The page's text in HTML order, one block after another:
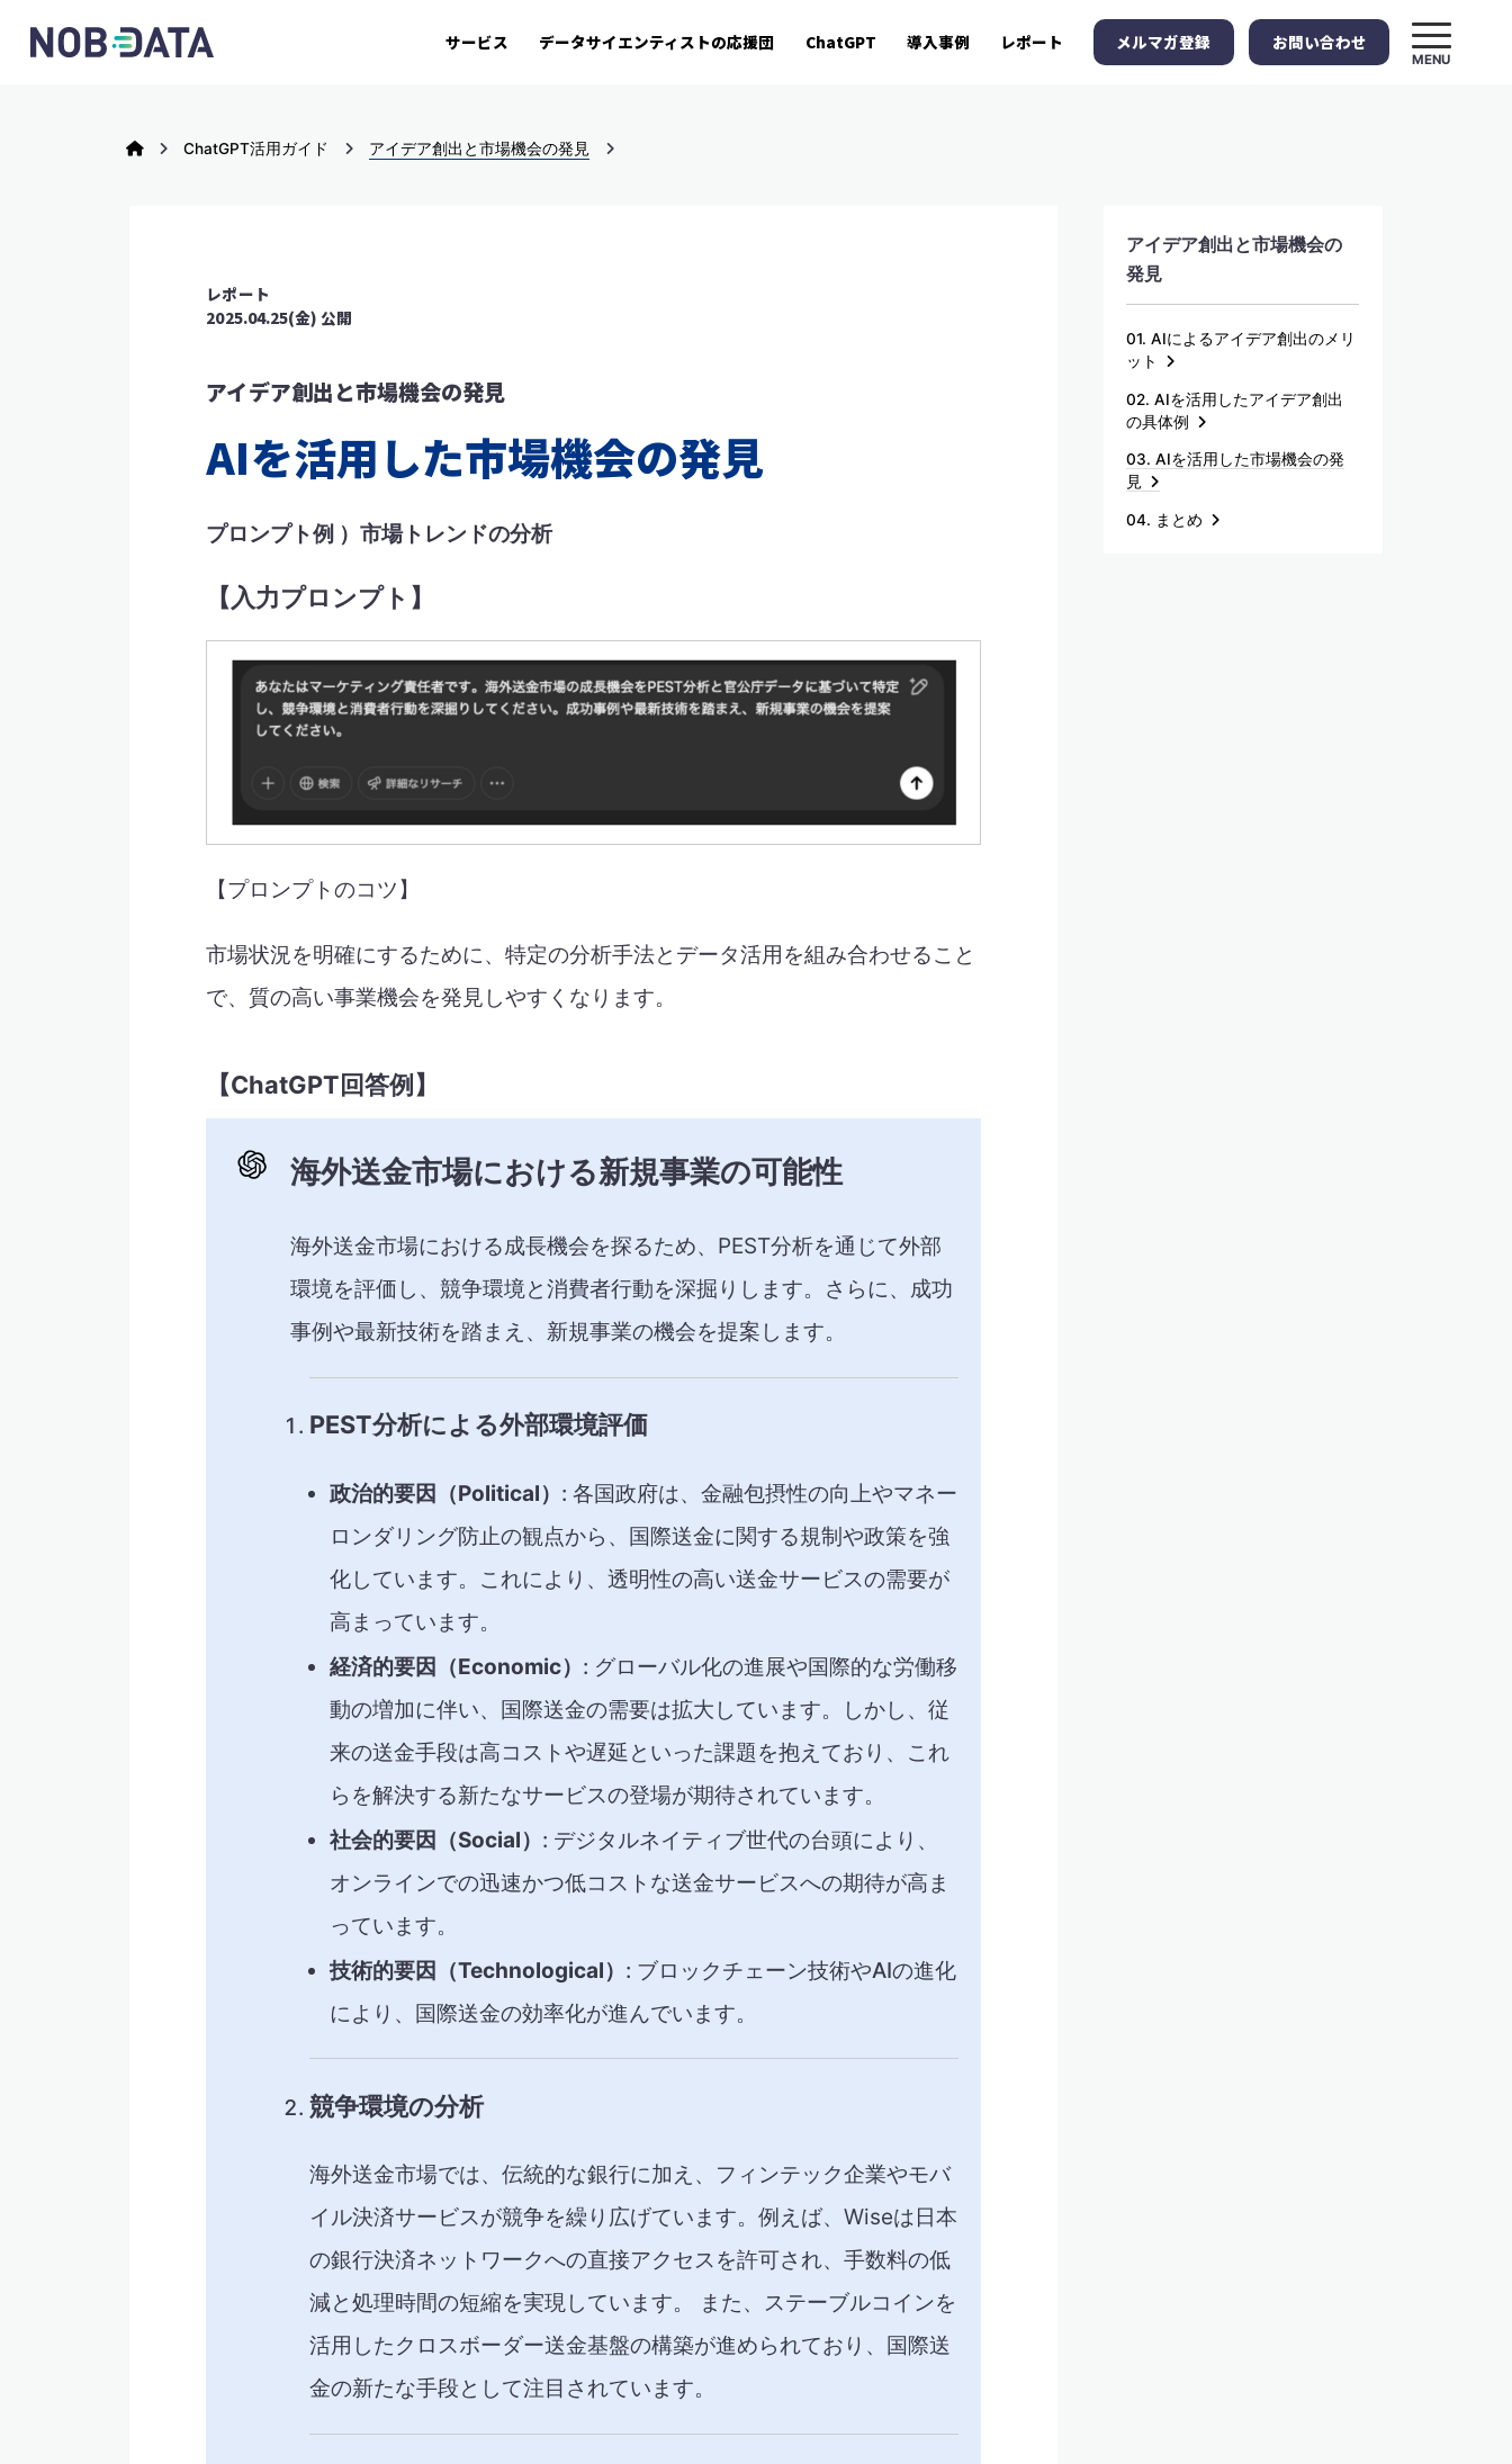
サービス データサイエンティストの応援団 ChatGPT 導入事例 レポート メルマガ登録 お問い合わせ
MENU
ChatGPT活用ガイド アイデア創出と市場機会の発見
レポート
2025.04.25(金) 公開
アイデア創出と市場機会の発見
AIを活用した市場機会の発見
プロンプト例 ）市場トレンドの分析
【入力プロンプト】
【プロンプトのコツ】
市場状況を明確にするために、特定の分析手法とデータ活用を組み合わせること
で、質の高い事業機会を発見しやすくなります。
【ChatGPT回答例】
海外送金市場における新規事業の可能性
海外送金市場における成長機会を探るため、PEST分析を通じて外部
環境を評価し、競争環境と消費者行動を深掘りします。さらに、成功
事例や最新技術を踏まえ、新規事業の機会を提案します。
PEST分析による外部環境評価
政治的要因（Political） : 各国政府は、金融包摂性の向上やマネー
ロンダリング防止の観点から、国際送金に関する規制や政策を強
化しています。これにより、透明性の高い送金サービスの需要が
高まっています。
経済的要因（Economic） : グローバル化の進展や国際的な労働移
動の増加に伴い、国際送金の需要は拡大しています。しかし、従
来の送金手段は高コストや遅延といった課題を抱えており、これ
らを解決する新たなサービスの登場が期待されています。
社会的要因（Social） : デジタルネイティブ世代の台頭により、
オンラインでの迅速かつ低コストな送金サービスへの期待が高ま
っています。
技術的要因（Technological） : ブロックチェーン技術やAIの進化
により、国際送金の効率化が進んでいます。
競争環境の分析
海外送金市場では、伝統的な銀行に加え、フィンテック企業やモバ
イル決済サービスが競争を繰り広げています。​例えば、Wiseは日本
の銀行決済ネットワークへの直接アクセスを許可され、手数料の低
減と処理時間の短縮を実現しています。 ​また、ステーブルコインを
活用したクロスボーダー送金基盤の構築が進められており、国際送
金の新たな手段として注目されています。
アイデア創出と市場機会の
発見
01. AIによるアイデア創出のメリ
ット
02. AIを活用したアイデア創出
の具体例
03. AIを活用した市場機会の発
見
04. まとめ